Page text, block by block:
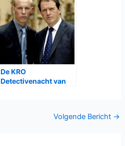
De KRO
Detectivenacht van
Volgende Bericht →